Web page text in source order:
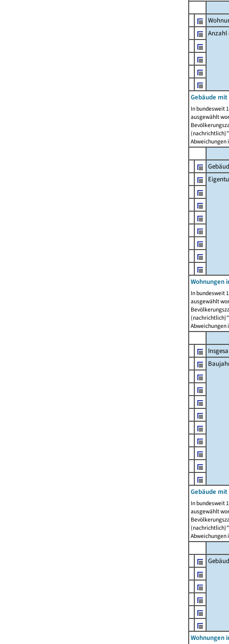
Anzahl
Gebäude
In bundesweit
ausgewählt
Abweichungen
Wohnungen
In bundesweit
ausgewählt
Abweichungen
Gebäude mit
In bundesweit
ausgewählt
Abweichungen
Wohnungen